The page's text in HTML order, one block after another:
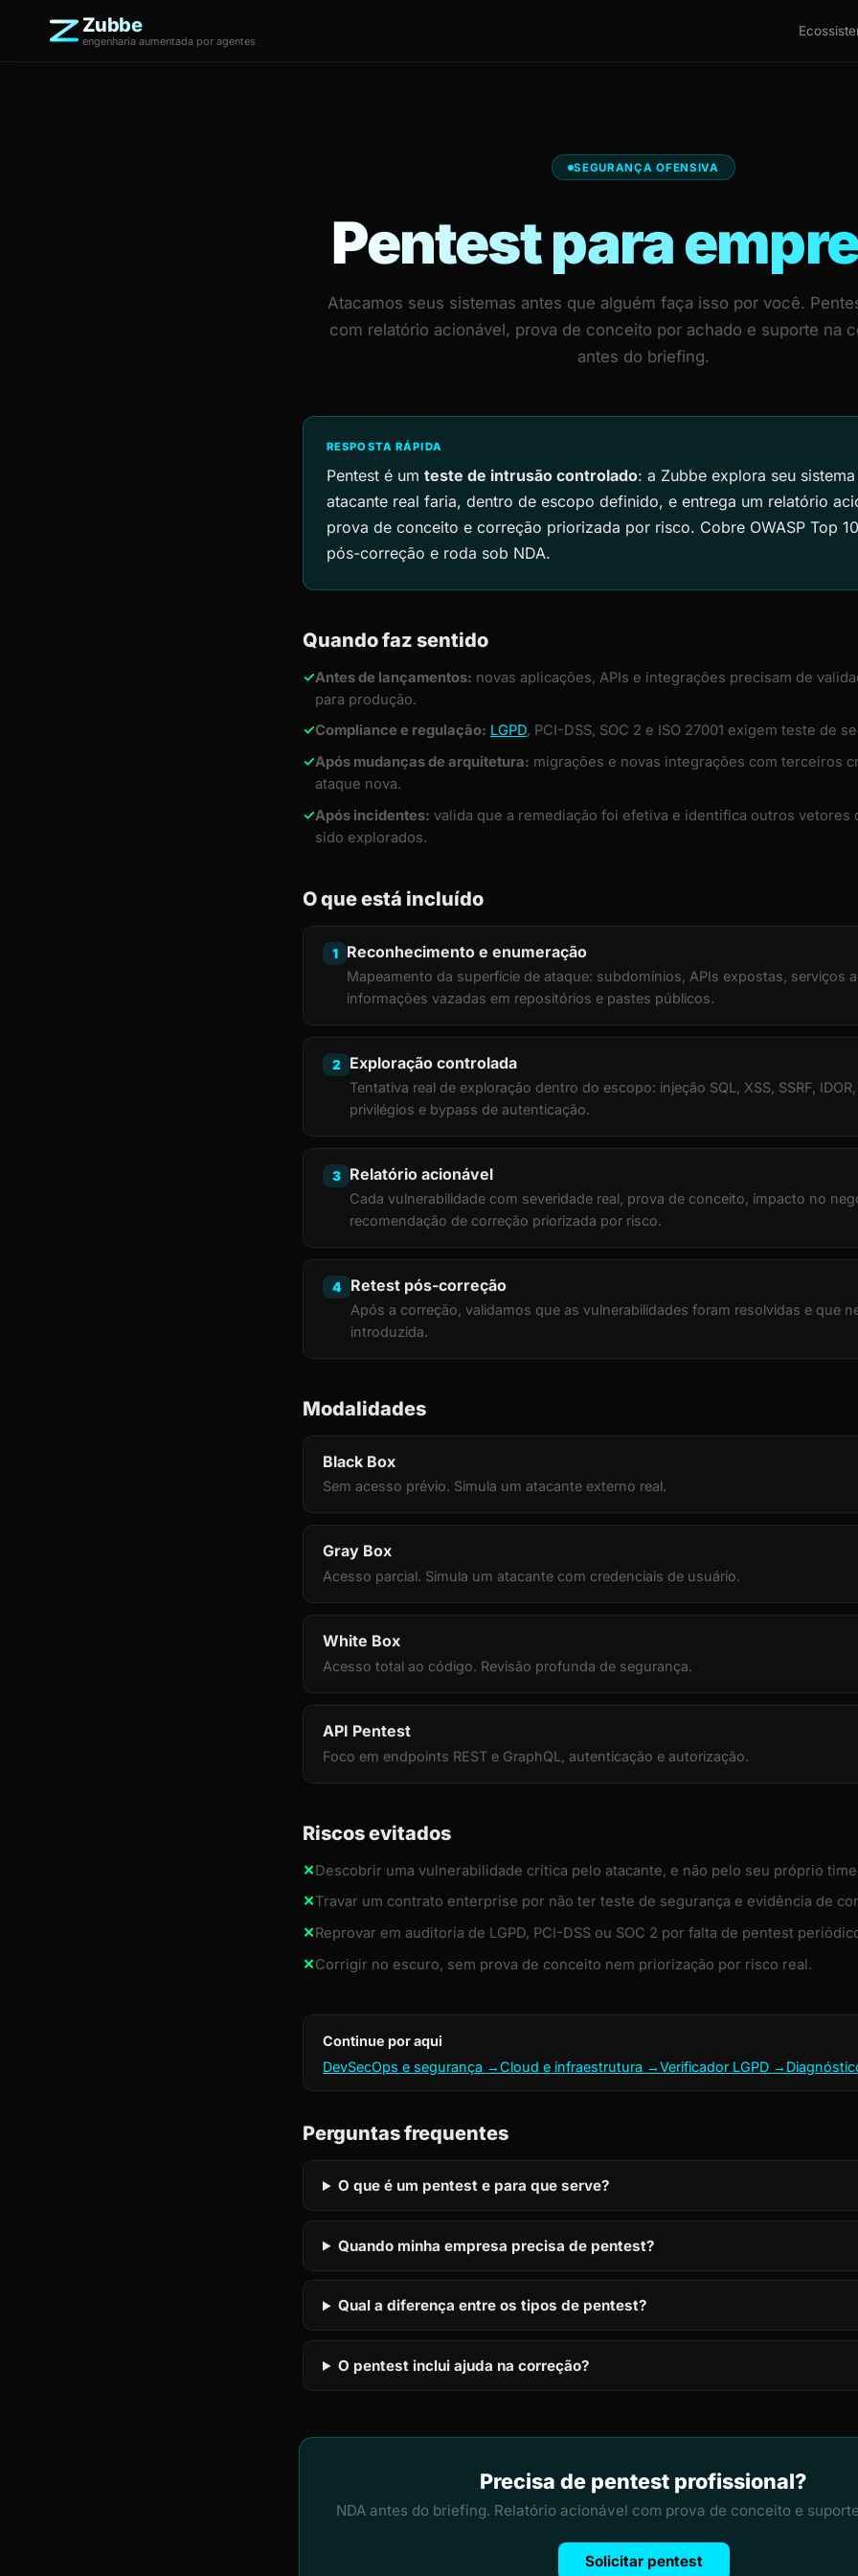
Zubbe
engenharia aumentada por agentes
SEGURANÇA OFENSIVA
Pentest para
Atacamos seus sistemas antes que alguém faça isso por você.
com relatório acionável, prova de conceito por achado e suporte na
antes do briefing.
RESPOSTA RÁPIDA
Pentest é um teste de intrusão controlado: a Zubbe explora seu
atacante real faria, dentro de escopo definido, e entrega um relatório
prova de conceito e correção priorizada por risco. Cobre OWASP Top
pós-correção e roda sob NDA.
Quando faz sentido
✓Antes de lançamentos: novas aplicações, APIs e integrações precisam de
para produção.
✓Compliance e regulação: LGPD, PCI-DSS, SOC 2 e ISO 27001 exigem teste de
✓Após mudanças de arquitetura: migrações e novas integrações com terceiros
ataque nova.
✓Após incidentes: valida que a remediação foi efetiva e identifica outros vetores
sido explorados.
O que está incluído
1 Reconhecimento e enumeração
Mapeamento da superfície de ataque: subdomínios, APIs expostas, serviços
informações vazadas em repositórios e pastes públicos.
2 Exploração controlada
Tentativa real de exploração dentro do escopo: injeção SQL, XSS, SSRF,
privilégios e bypass de autenticação.
3 Relatório acionável
Cada vulnerabilidade com severidade real, prova de conceito, impacto no
recomendação de correção priorizada por risco.
4 Retest pós-correção
Após a correção, validamos que as vulnerabilidades foram resolvidas e que
introduzida.
Modalidades
Black Box
Sem acesso prévio. Simula um atacante externo real.
Gray Box
Acesso parcial. Simula um atacante com credenciais de usuário.
White Box
Acesso total ao código. Revisão profunda de segurança.
API Pentest
Foco em endpoints REST e GraphQL, autenticação e autorização.
Riscos evitados
✕Descobrir uma vulnerabilidade crítica pelo atacante, e não pelo seu próprio
✕Travar um contrato enterprise por não ter teste de segurança e evidência de
✕Reprovar em auditoria de LGPD, PCI-DSS ou SOC 2 por falta de pentest
✕Corrigir no escuro, sem prova de conceito nem priorização por risco real.
Continue por aqui
DevSecOps e segurança →Cloud e infraestrutura →Verificador LGPD →
Perguntas frequentes
O que é um pentest e para que serve?
Quando minha empresa precisa de pentest?
Qual a diferença entre os tipos de pentest?
O pentest inclui ajuda na correção?
Precisa de pentest profissional?
NDA antes do briefing. Relatório acionável com prova de conceito e
Solicitar pentest